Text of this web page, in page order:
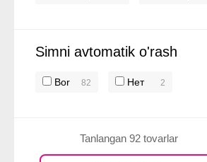
Simni avtomatik o'rash
Bor 82 Нет 2
Tanlangan 92 tovarlar